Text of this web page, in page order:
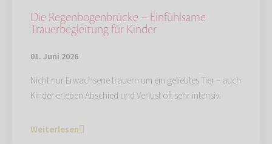
Die Regenbogenbrücke – Einfühlsame
Trauerbegleitung für Kinder
01. Juni 2026
Nicht nur Erwachsene trauern um ein geliebtes Tier – auch
Kinder erleben Abschied und Verlust oft sehr intensiv.
Weiterlesen